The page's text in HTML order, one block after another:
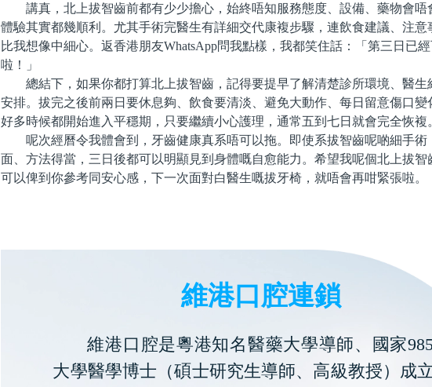
講真，北上拔智齒前都有少少擔心，始終唔知服務態度、設備、藥物會唔
體驗其實都幾順利。尤其手術完醫生有詳細交代康複步驟，連飲食建議、注意
比我想像中細心。返香港朋友WhatsApp問我點樣，我都笑住話：「第三日已
啦！」
總結下，如果你都打算北上拔智齒，記得要提早了解清楚診所環境、醫生
安排。拔完之後前兩日要休息夠、飲食要清淡、避免大動作、每日留意傷口變
好多時候都開始進入平穩期，只要繼續小心護理，通常五到七日就會完全恢複
呢次經曆令我體會到，牙齒健康真系唔可以拖。即使系拔智齒呢啲細手術
面、方法得當，三日後都可以明顯見到身體嘅自愈能力。希望我呢個北上拔智
可以俾到你參考同安心感，下一次面對白醫生嘅拔牙椅，就唔會再咁緊張啦。
維港口腔連鎖
維港口腔是粵港知名醫藥大學導師、國家
大學醫學博士（碩士研究生導師、高級教授）成